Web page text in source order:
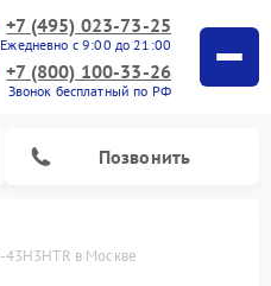
+7 (495) 023-73-25
Ежедневно с 9:00 до 21:00
+7 (800) 100-33-26
Звонок бесплатный по РФ
Позвонить
43H3HTR в Москве